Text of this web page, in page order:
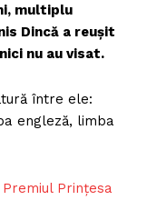
multiplu
Dincă a reușit
nu au visat.
între ele:
engleză, limba
Prinţesa